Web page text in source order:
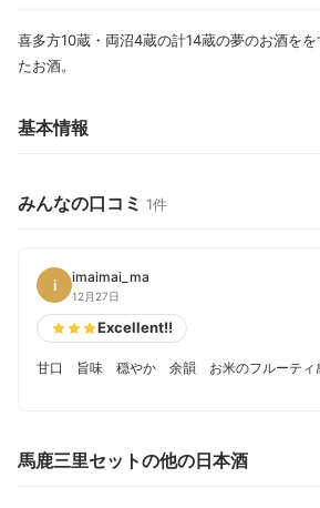
喜多方10蔵・両沼4蔵の計14蔵の夢のお酒を
たお酒。
基本情報
みんなの口コミ 1件
i imaimai_ma
12月27日
Excellent!!
甘口 旨味 穏やか 余韻 お米のフルーティ
馬鹿三里セットの他の日本酒